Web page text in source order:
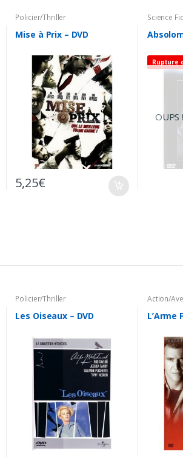
Policier/Thriller
Mise à Prix – DVD
5,25€
Science
Rupture
OUPS
Policier/Thriller
Les Oiseaux – DVD
Action/
L’Arme